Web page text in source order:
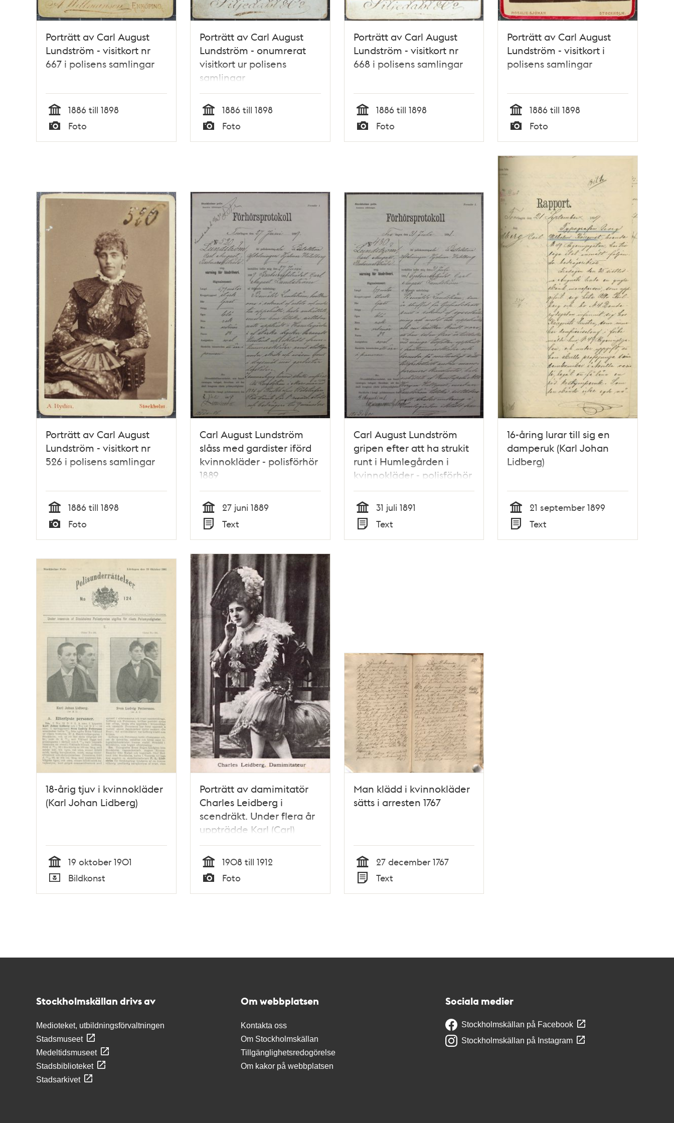
Porträtt av Carl August
Lundström - visitkort nr
667 i polisens samlingar
Tid
1886 till 1898
Typ
Foto
Porträtt av Carl August
Lundström - onumrerat
visitkort ur polisens
samlingar
Tid
1886 till 1898
Typ
Foto
Porträtt av Carl August
Lundström - visitkort nr
668 i polisens samlingar
Tid
1886 till 1898
Typ
Foto
Porträtt av Carl August
Lundström - visitkort i
polisens samlingar
Tid
1886 till 1898
Typ
Foto
Porträtt av Carl August
Lundström - visitkort nr
526 i polisens samlingar
Tid
1886 till 1898
Foto
Carl August Lundström
slåss med gardister iförd
kvinnokläder - polisförhör
1889
Tid
27 juni 1889
Text
Carl August Lundström
gripen efter att ha strukit
runt i Humlegården i
kvinnokläder - polisförhör
1891
Tid
31 juli 1891
Text
16-åring lurar till sig en
damperuk (Karl Johan
Lidberg)
Tid
21 september 1899
Text
18-årig tjuv i kvinnokläder
(Karl Johan Lidberg)
Tid
19 oktober 1901
Typ
Bildkonst
Porträtt av damimitatör
Charles Leidberg i
scendräkt. Under flera år
uppträdde Karl (Carl)
Johan Lidberg
(Liedberg/Leidberg) som
så kallad "damimitatör"
på varietéer och
marknader.
Tid
1908 till 1912
Typ
Foto
Man klädd i kvinnokläder
sätts i arresten 1767
Tid
27 december 1767
Typ
Text
Stockholmskällan drivs av
Medioteket, utbildningsförvaltningen
Stadsmuseet
Medeltidsmuseet
Stadsbiblioteket
Stadsarkivet
Om webbplatsen
Kontakta oss
Om Stockholmskällan
Tillgänglighetsredogörelse
Om kakor på webbplatsen
Sociala medier
Stockholmskällan på Facebook
Stockholmskällan på Instagram